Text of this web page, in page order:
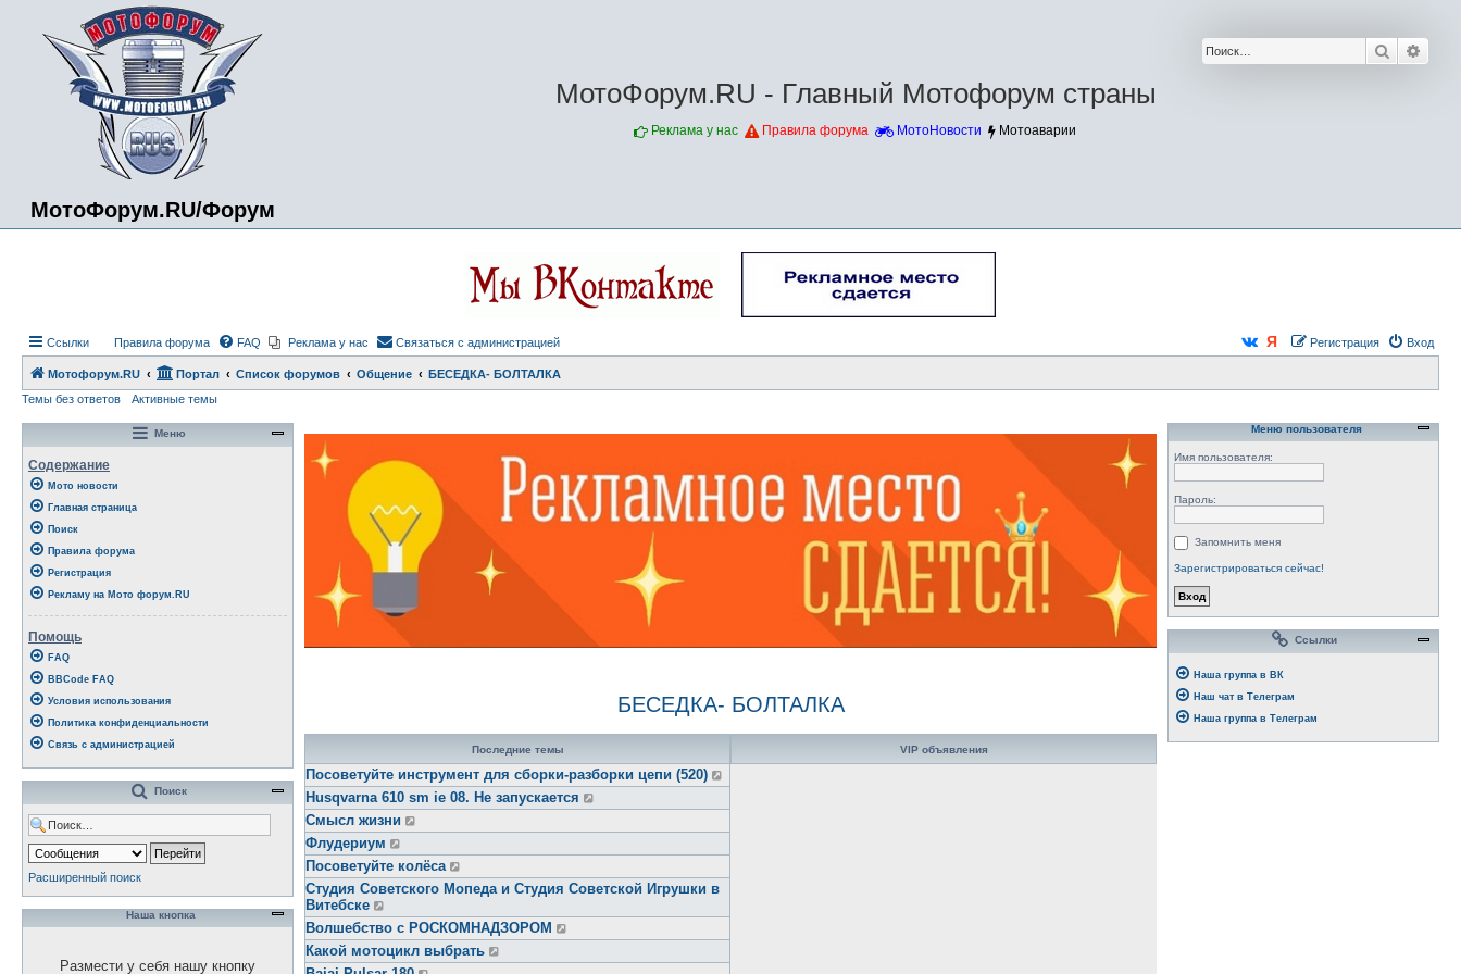
МотоФорум.RU/Форум
Поиск
МотоФорум.RU - Главный Мотофорум страны
Реклама у нас Правила форума МотоНовости Мотоаварии
Ссылки Правила форума FAQ Реклама у нас Связаться с администрацией Вход
Регистрация
Мотофорум.RU Портал Список форумов Общение
БЕСЕДКА- БОЛТАЛКА
Темы без ответов
Активные темы
БЕСЕДКА- БОЛТАЛКА
Последние темы
Посоветуйте инструмент для сборки-разборки цепи (520)
Husqvarna 610 sm ie 08. Не запускается
Смысл жизни
Флудериум
Посоветуйте колёса
Студия Советского Мопеда и Студия Советской Игрушки в
Витебске
Волшебство с РОСКОМНАДЗОРОМ
Какой мотоцикл выбрать
VIP объявления
Меню
Содержание
Мото новости
Главная страница
Поиск
Правила форума
Регистрация
Рекламу на Мото форум.RU
Помощь
FAQ
BBCode FAQ
Условия использования
Политика конфиденциальности
Связь с администрацией
Поиск
Расширенный поиск
Наша кнопка
Размести у себя нашу кнопку
Меню пользователя
Имя пользователя:
Пароль:
Запомнить меня
Зарегистрироваться сейчас!
Ссылки
Наша группа в ВК
Наш чат в Телеграм
Наша группа в Телеграм